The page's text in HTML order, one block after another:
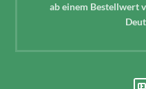
ab einem Bestellwert